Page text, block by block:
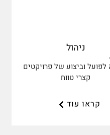
ניהול
לפועל וביצוע של פרויקטים
קצרי טווח
קראו עוד